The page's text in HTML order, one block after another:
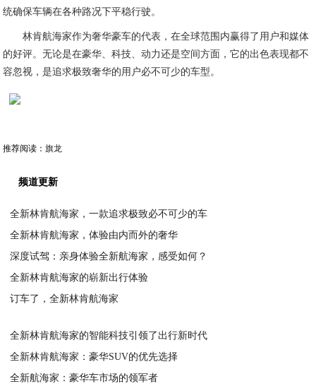
统确保车辆在各种路况下平稳行驶。
林肯航海家作为奢华豪车的代表，在全球范围内赢得了用户和媒体
的好评。无论是在豪华、科技、动力还是空间方面，它的出色表现都不
容忽视，是追求极致奢华的用户必不可少的车型。
推荐阅读：旗龙
频道更新
全新林肯航海家，一款追求极致必不可少的车
全新林肯航海家，体验由内而外的奢华
深度试驾：亲身体验全新航海家，感受如何？
全新林肯航海家的崭新出行体验
订车了，全新林肯航海家
全新林肯航海家的智能科技引领了出行新时代
全新林肯航海家：豪华SUV的优先选择
全新航海家：豪华车市场的领军者